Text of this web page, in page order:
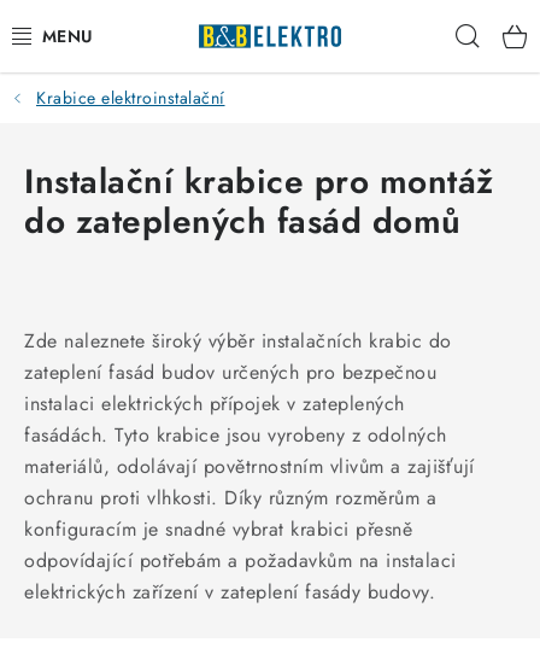
na
obsah
Reklamace / Vrácení zboží
Blog
Kontakty
VYPÍNAČE
ELEKTROMATERIÁL
JISTIČE
KABELY
ŽÁROVKY
Krabice elektroinstalační
Instalační krabice pro montáž
do zateplených fasád domů
Zde naleznete široký výběr instalačních krabic do
zateplení fasád budov určených pro bezpečnou
instalaci elektrických přípojek v zateplených
fasádách. Tyto krabice jsou vyrobeny z odolných
materiálů, odolávají povětrnostním vlivům a zajišťují
ochranu proti vlhkosti. Díky různým rozměrům a
konfiguracím je snadné vybrat krabici přesně
odpovídající potřebám a požadavkům na instalaci
elektrických zařízení v zateplení fasády budovy.